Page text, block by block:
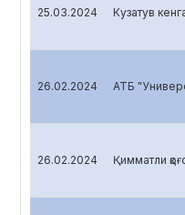
25.03.2024 Кузатув
26.02.2024 АТБ
26.02.2024 Қимматли